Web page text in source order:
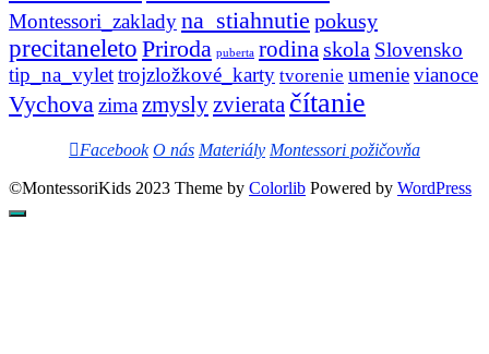
Montessori_zakladyna_stiahnutie pokusy
precitaneleto Priroda puberta rodinaskola Slovensko
tip_na_vylettrojzložkové_karty tvorenie umenievianoce
Vychovazimazmysly zvierata čítanie
Facebook O nás Materiály Montessori požičovňa
©MontessoriKids 2023 Theme by Colorlib Powered by WordPress